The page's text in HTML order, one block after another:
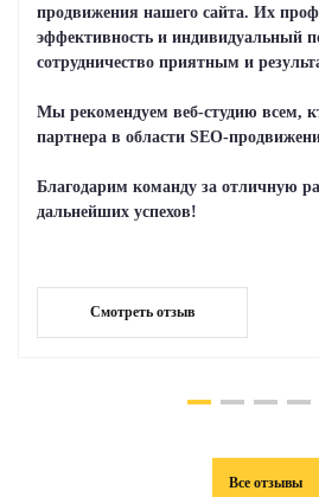
продвижения нашего сайта. Их
эффективность и индивидуальный
сотрудничество приятным и
Мы рекомендуем веб-студию всем,
партнера в области SEO-
Благодарим команду за отличную
дальнейших успехов!
Смотреть отзыв
Все отзывы